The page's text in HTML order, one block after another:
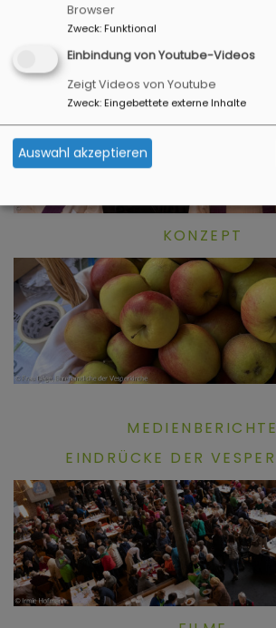
WER STEHT HINTER DER
KONZEPT
MEDIENBERICHTE
EINDRÜCKE DER
Browser
Zweck:Funktional
Einbindung von Youtube-Videos
Zeigt Videos von Youtube
Zweck:Eingebettete externe Inhalte
Auswahl akzeptieren